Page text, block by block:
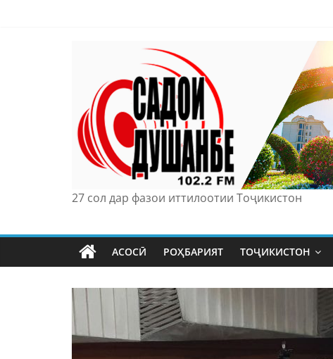
27 сол дар фазои иттилоотии Тоҷикистон
АСОСӢ РОҲБАРИЯТ ТОҶИКИСТОН